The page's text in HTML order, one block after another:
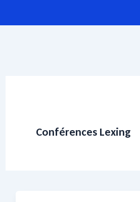
au
Conférences Lexing